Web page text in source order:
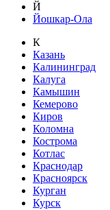
Й
Йошкар-Ола
К
Казань
Калининград
Калуга
Камышин
Кемерово
Киров
Коломна
Кострома
Котлас
Краснодар
Красноярск
Курган
Курск